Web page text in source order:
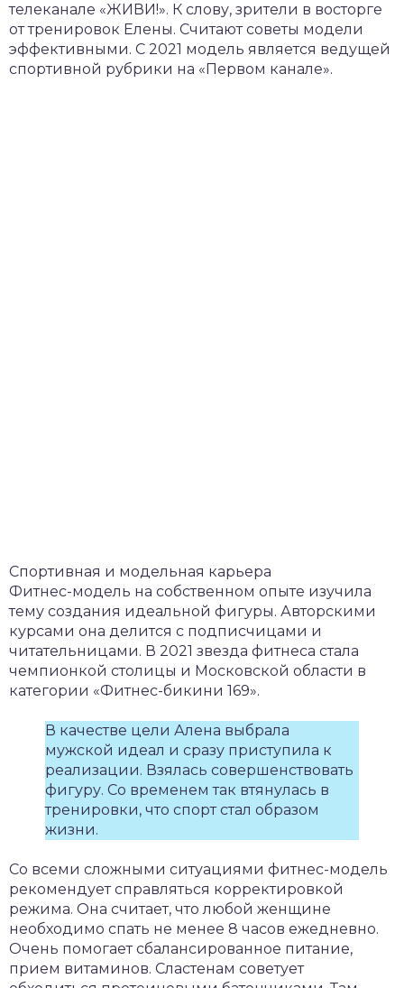
телеканале «ЖИВИ!». К слову, зрители в восторге
от тренировок Елены. Считают советы модели
эффективными. С 2021 модель является ведущей
спортивной рубрики на «Первом канале».
Спортивная и модельная карьера
Фитнес-модель на собственном опыте изучила
тему создания идеальной фигуры. Авторскими
курсами она делится с подписчицами и
читательницами. В 2021 звезда фитнеса стала
чемпионкой столицы и Московской области в
категории «Фитнес-бикини 169».
В качестве цели Алена выбрала
мужской идеал и сразу приступила к
реализации. Взялась совершенствовать
фигуру. Со временем так втянулась в
тренировки, что спорт стал образом
жизни.
Со всеми сложными ситуациями фитнес-модель
рекомендует справляться корректировкой
режима. Она считает, что любой женщине
необходимо спать не менее 8 часов ежедневно.
Очень помогает сбалансированное питание,
прием витаминов. Сластенам советует